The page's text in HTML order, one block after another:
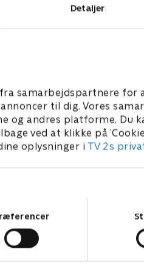
Detaljer
samarbejdspartnere for
til dig. Vores
og andres platforme. Du
ved at klikke på
oplysninger i TV 2s